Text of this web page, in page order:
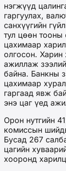
нэгжүүд
гаргуулах,
санхүүгийн
тул цөөн
цахимаар
олгосон.
ажиллаж
байна. Банкны
цахимаар
гаргаад явж
энэ цаг үед
Орон нутгийн
комиссын
Бусад 267
цагийн
хооронд